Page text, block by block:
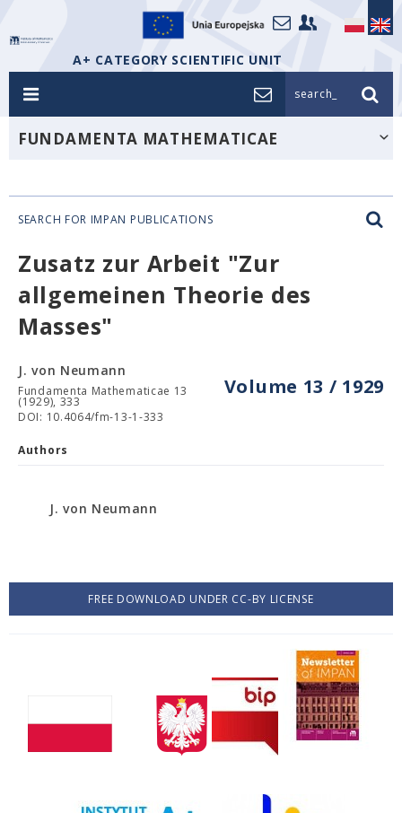
A+ CATEGORY SCIENTIFIC UNIT
search_
FUNDAMENTA MATHEMATICAE
SEARCH FOR IMPAN PUBLICATIONS
Zusatz zur Arbeit "Zur
allgemeinen Theorie des
Masses"
Volume 13 / 1929
J. von Neumann
Fundamenta Mathematicae 13
(1929), 333
DOI: 10.4064/fm-13-1-333
Authors
J. von Neumann
FREE DOWNLOAD UNDER CC-BY LICENSE